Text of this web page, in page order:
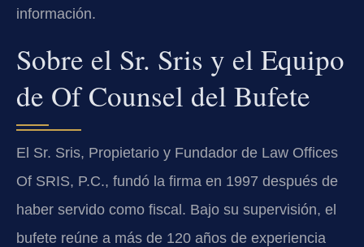
información.
Sobre el Sr. Sris y el Equipo
de Of Counsel del Bufete
El Sr. Sris, Propietario y Fundador de Law Offices
Of SRIS, P.C., fundó la firma en 1997 después de
haber servido como fiscal. Bajo su supervisión, el
bufete reúne a más de 120 años de experiencia